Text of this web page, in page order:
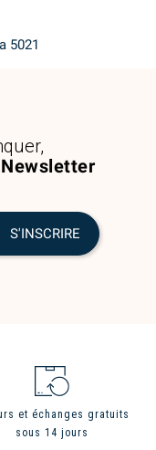
5021
et échanges gratuits
sous 14 jours